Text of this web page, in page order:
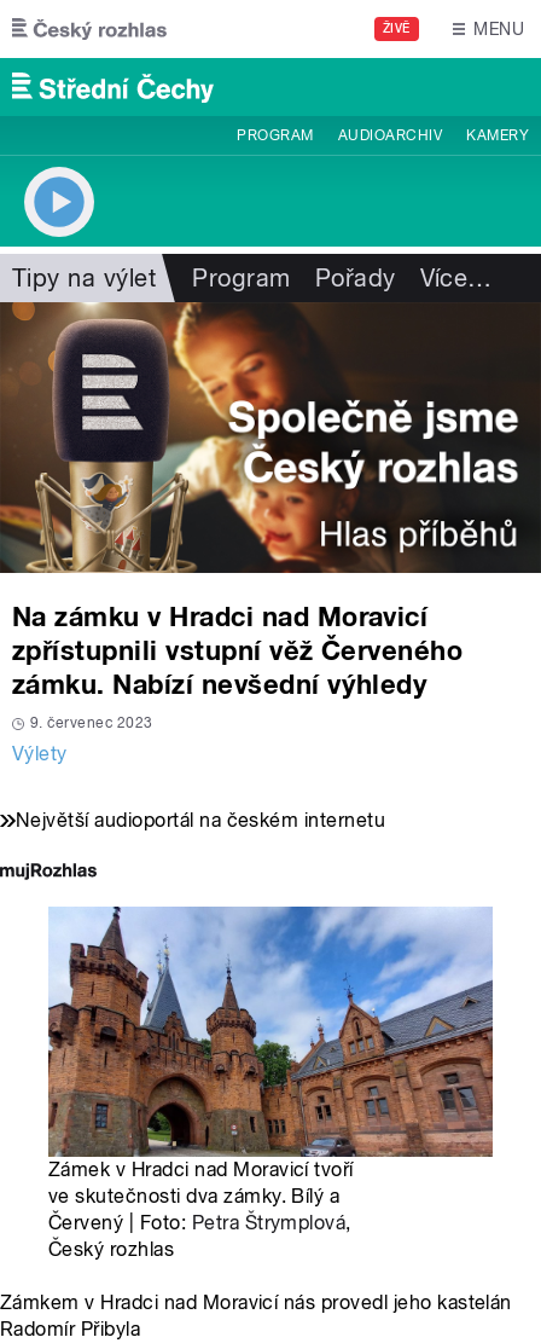
Přejít k hlavnímu obsahu
ŽIVĚ MENU
PROGRAM AUDIOARCHIV KAMERY
Tipy na výlet Program Pořady Více…
Na zámku v Hradci nad Moravicí
zpřístupnili vstupní věž Červeného
zámku. Nabízí nevšední výhledy
9. červenec 2023
Výlety
Největší audioportál na českém internetu
Zámek v Hradci nad Moravicí tvoří
ve skutečnosti dva zámky. Bílý a
Červený | Foto: Petra Štrymplová,
Český rozhlas
Zámkem v Hradci nad Moravicí nás provedl jeho kastelán
Radomír Přibyla